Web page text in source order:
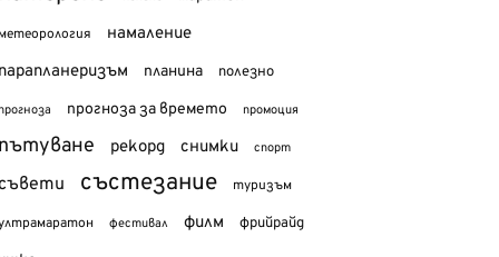
намаление
планина полезно
прогноза за времето промоция
рекорд снимки спорт
състезание туризъм
фестивал филм фрийрайд